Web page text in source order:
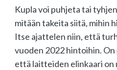
Kupla voi puhjeta tai
mitään takeita siitä, mihin
Itse ajattelen niin, että
vuoden 2022 hintoihin. On
että laitteiden elinkaari on